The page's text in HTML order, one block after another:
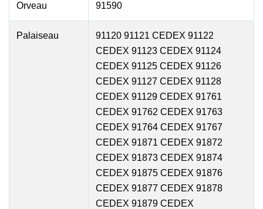
Orveau 91590
Palaiseau
91120 91121 CEDEX 91122
CEDEX 91123 CEDEX 91124
CEDEX 91125 CEDEX 91126
CEDEX 91127 CEDEX 91128
CEDEX 91129 CEDEX 91761
CEDEX 91762 CEDEX 91763
CEDEX 91764 CEDEX 91767
CEDEX 91871 CEDEX 91872
CEDEX 91873 CEDEX 91874
CEDEX 91875 CEDEX 91876
CEDEX 91877 CEDEX 91878
CEDEX 91879 CEDEX